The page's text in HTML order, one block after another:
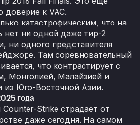
доверие к VAC.
катастрофическим, что на
нет ни одной даже тир-2
ни одного представителя
Там соревновательный
что контрастирует с
Монголией, Малайзией и
из Юго-Восточной Азии.
года
Strike страдает от
даже сегодня. На самом